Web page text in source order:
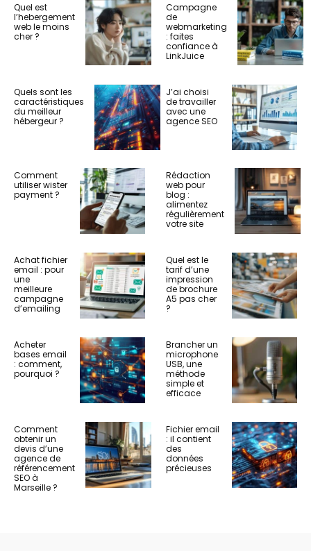
Quel est
l’hebergement
web le moins
cher ?
Campagne
de
webmarketing
: faites
confiance à
LinkJuice
Quels sont les
caractéristiques
du meilleur
hébergeur ?
J’ai choisi
de travailler
avec une
agence SEO
Comment
utiliser wister
payment ?
Rédaction
web pour
blog :
alimentez
régulièrement
votre site
Achat fichier
email : pour
une
meilleure
campagne
d’emailing
Quel est le
tarif d’une
impression
de brochure
A5 pas cher
?
Acheter
bases email
: comment,
pourquoi ?
Brancher un
microphone
USB, une
méthode
simple et
efficace
Comment
obtenir un
devis d’une
agence de
référencement
SEO à
Marseille ?
Fichier email
: il contient
des
données
précieuses